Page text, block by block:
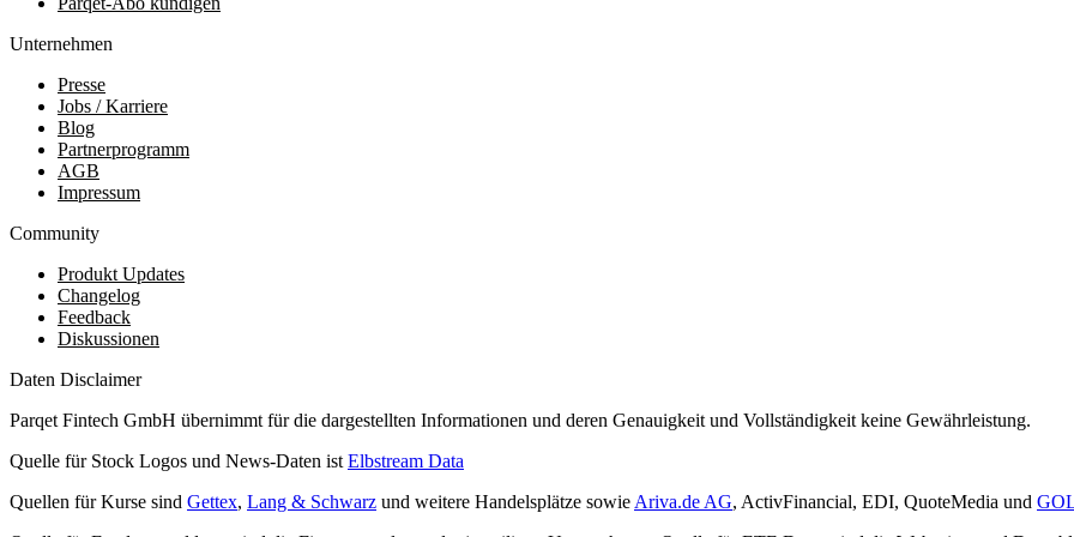
Unternehmen
Presse
Jobs / Karriere
Blog
Partnerprogramm
AGB
Impressum
Community
Produkt Updates
Changelog
Feedback
Diskussionen
Daten Disclaimer
Parqet Fintech GmbH übernimmt für die dargestellten Informationen und deren Genauigkeit und Vollständigkeit keine Gewährleistung.
Quelle für Stock Logos und News-Daten ist Elbstream Data
Quellen für Kurse sind Gettex, Lang & Schwarz und weitere Handelsplätze sowie Ariva.de AG, ActivFinancial, EDI, QuoteMedia und